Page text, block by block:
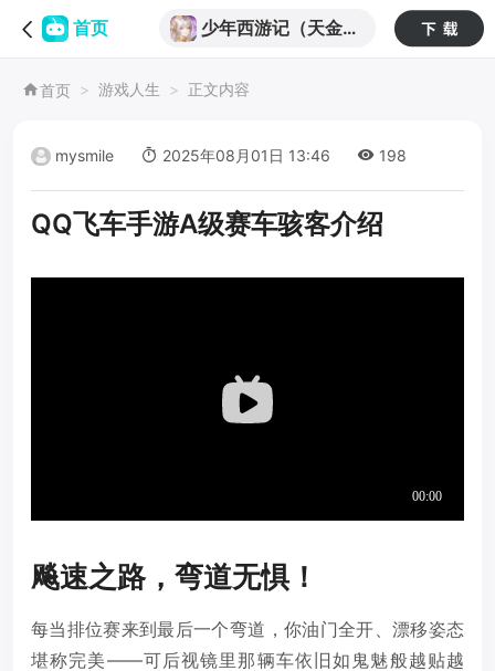
首页
少年西游记（天金免
首页 游戏人生 正文内容
mysmile 2025年08月01日 13:46 198
QQ飞车手游A级赛车骇客介绍
飚速之路，弯道无惧！
每当排位赛来到最后一个弯道，你油门全开、漂移姿态
堪称完美——可后视镜里那辆车依旧如鬼魅般越贴越